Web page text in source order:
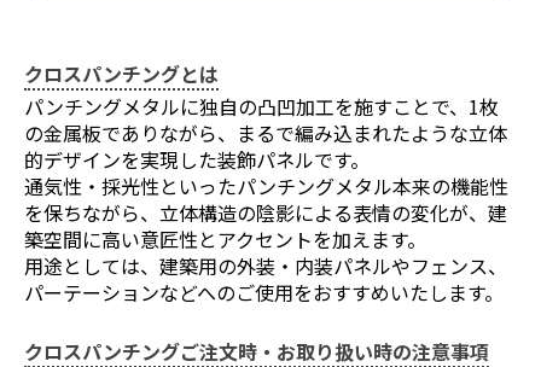
クロスパンチングとは
パンチングメタルに独自の凸凹加工を施すことで、1枚
の金属板でありながら、まるで編み込まれたような立体
的デザインを実現した装飾パネルです。
通気性・採光性といったパンチングメタル本来の機能性
を保ちながら、立体構造の陰影による表情の変化が、建
築空間に高い意匠性とアクセントを加えます。
用途としては、建築用の外装・内装パネルやフェンス、
パーテーションなどへのご使用をおすすめいたします。
クロスパンチングご注文時・お取り扱い時の注意事項